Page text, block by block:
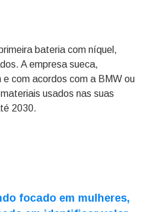
bateria com níquel,
A empresa sueca,
com acordos com a BMW ou
usados nas suas
2030.
focado em mulheres,